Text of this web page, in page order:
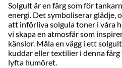
Solgultär en färg som för
energi. Det symboliserar glädje,
att införliva solgula toner i våra
vi skapa en atmosfär som
känslor. Måla en vägg i ett
kuddar eller textilier i denna
lyfta humöret.